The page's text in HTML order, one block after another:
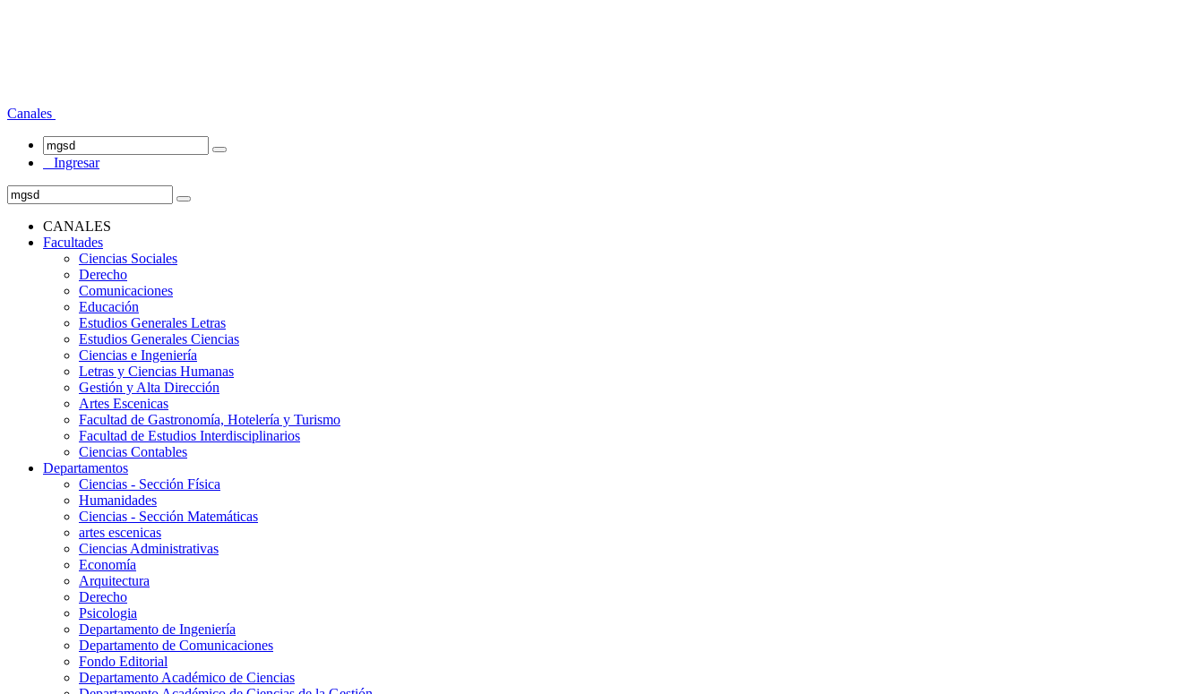
Canales
Ingresar
CANALES
Facultades
Ciencias Sociales
Derecho
Comunicaciones
Educación
Estudios Generales Letras
Estudios Generales Ciencias
Ciencias e Ingeniería
Letras y Ciencias Humanas
Gestión y Alta Dirección
Artes Escenicas
Facultad de Gastronomía, Hotelería y Turismo
Facultad de Estudios Interdisciplinarios
Ciencias Contables
Departamentos
Ciencias - Sección Física
Humanidades
Ciencias - Sección Matemáticas
artes escenicas
Ciencias Administrativas
Economía
Arquitectura
Derecho
Psicologia
Departamento de Ingeniería
Departamento de Comunicaciones
Fondo Editorial
Departamento Académico de Ciencias